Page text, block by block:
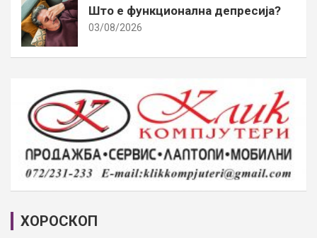
Што е функционална депресија?
03/08/2026
ХОРОСКОП